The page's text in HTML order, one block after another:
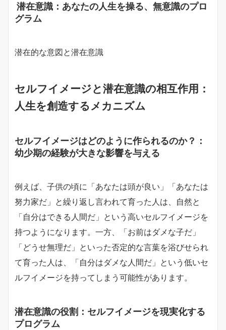
潜在意識：あなたの人生を操る、無意識のプロ
グラム
潜在的な意図と潜在意識
セルフイメージと潜在意識の相互作用：
人生を創造するメカニズム
セルフイメージはどのように作られるのか？：
幼少期の経験が大きな影響を与える
例えば、子供の頃に「あなたは頭が良い」「あなたは
努力家だ」と繰り返し言われて育った人は、自然と
「自分はできる人間だ」という高いセルフイメージを
持つようになります。一方、「お前はダメな子だ」
「どうせ無理だ」といった否定的な言葉を浴びせられ
て育った人は、「自分はダメな人間だ」という低いセ
ルフイメージを持ってしまう可能性があります。
潜在意識の役割：セルフイメージを現実化する
プログラム